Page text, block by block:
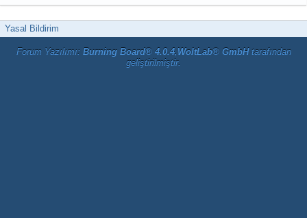
Yasal Bildirim
Forum Yazılımı: Burning Board® 4.0.4, WoltLab® GmbHtarafından
geliştirilmiştir.